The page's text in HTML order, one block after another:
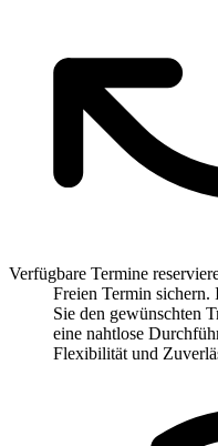
Verfügbare Termine
Freien Termin
Sie den gewünschten
eine nahtlose
Flexibilität und